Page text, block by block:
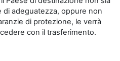
di adeguatezza, oppure non
di protezione, le verrà
con il trasferimento.